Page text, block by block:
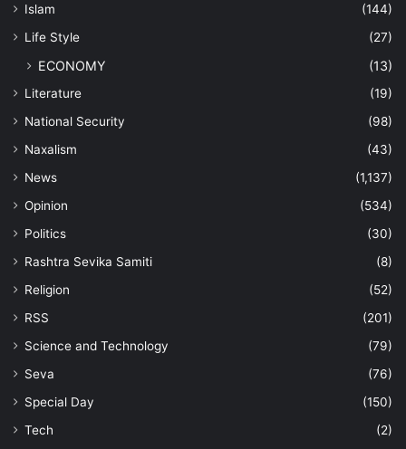
Islam
(144)
Life Style
(27)
ECONOMY (13)
Literature
(19)
National Security
(98)
Naxalism
(43)
News
(1,137)
Opinion
(534)
Politics
(30)
Rashtra Sevika Samiti
(8)
Religion
(52)
RSS
(201)
Science and Technology
(79)
Seva
(76)
Special Day
(150)
Tech
(2)